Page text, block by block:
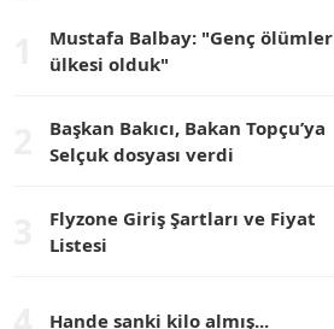
Dr. HAKAN TARTAN
Köşe Yazarı
Köşe Yazarı
Mustafa Balbay: "Genç ölümler
ülkesi olduk"
Başkan Bakıcı, Bakan Topçu’ya
Selçuk dosyası verdi
Flyzone Giriş Şartları ve Fiyat
Listesi
Hande sanki kilo almış...